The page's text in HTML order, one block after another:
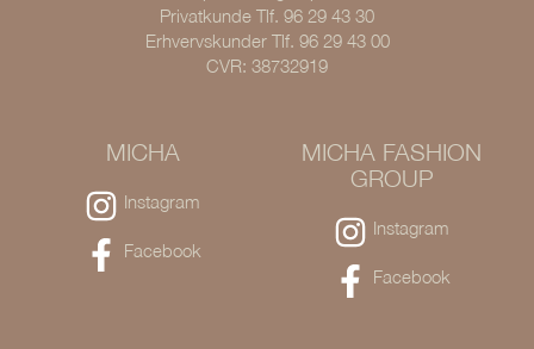
Privatkunde Tlf. 96 29 43 30
Erhvervskunder Tlf. 96 29 43 00
CVR: 38732919
MICHA
Instagram
Facebook
MICHA FASHION
GROUP
Instagram
Facebook